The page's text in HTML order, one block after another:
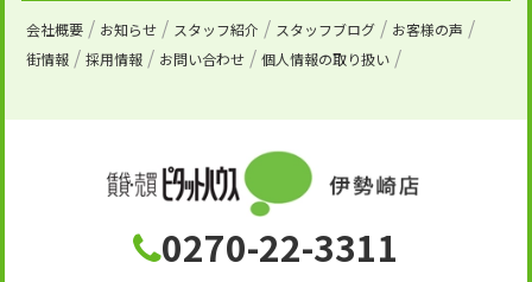
会社概要 お知らせ スタッフ紹介 スタッフブログ
お客様の声
街情報
採用情報 お問い合わせ 個人情報の取り扱い
0270-22-3311